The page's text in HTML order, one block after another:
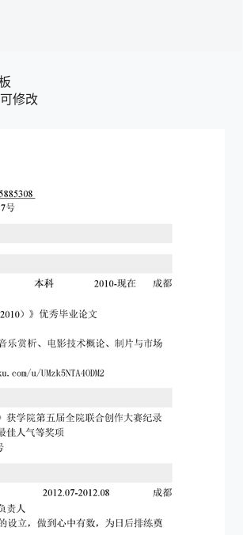
修改